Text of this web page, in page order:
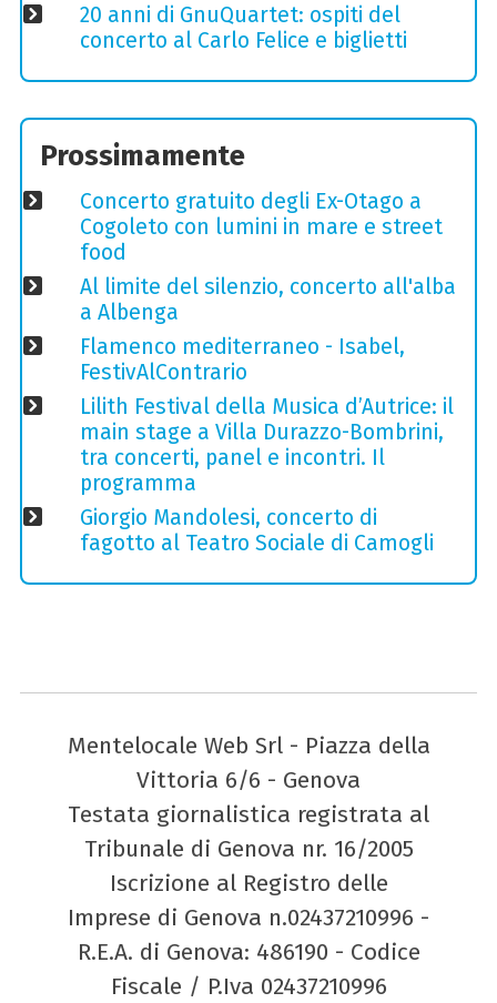
20 anni di GnuQuartet: ospiti del
concerto al Carlo Felice e biglietti
Prossimamente
Concerto gratuito degli Ex-Otago a
Cogoleto con lumini in mare e street
food
Al limite del silenzio, concerto all'alba
a Albenga
Flamenco mediterraneo - Isabel,
FestivAlContrario
Lilith Festival della Musica d’Autrice: il
main stage a Villa Durazzo-Bombrini,
tra concerti, panel e incontri. Il
programma
Giorgio Mandolesi, concerto di
fagotto al Teatro Sociale di Camogli
Mentelocale Web Srl - Piazza della
Vittoria 6/6 - Genova
Testata giornalistica registrata al
Tribunale di Genova nr. 16/2005
Iscrizione al Registro delle
Imprese di Genova n.02437210996 -
R.E.A. di Genova: 486190 - Codice
Fiscale / P.Iva 02437210996